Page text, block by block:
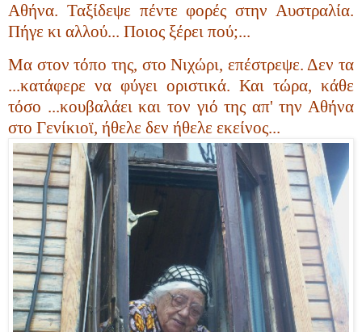
Αθήνα. Ταξίδεψε πέντε φορές στην Αυστραλία.
Πήγε κι αλλού... Ποιος ξέρει πού;...
Μα στον τόπο της, στο Νιχώρι, επέστρεψε. Δεν τα
...κατάφερε να φύγει οριστικά. Και τώρα, κάθε
τόσο ...κουβαλάει και τον γιό της απ' την Αθήνα
στο Γενίκιοϊ, ήθελε δεν ήθελε εκείνος...